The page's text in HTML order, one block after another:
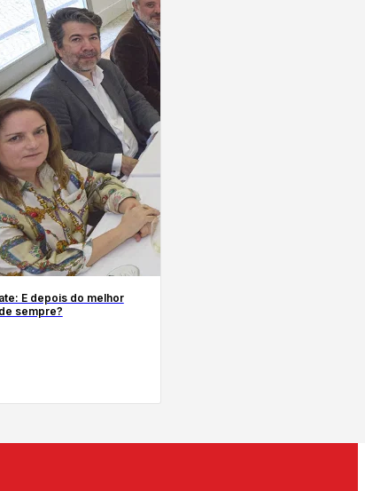
E depois do melhor
sempre?